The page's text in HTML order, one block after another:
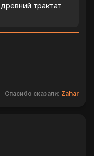
трактат
Спасибо сказали: Zahar